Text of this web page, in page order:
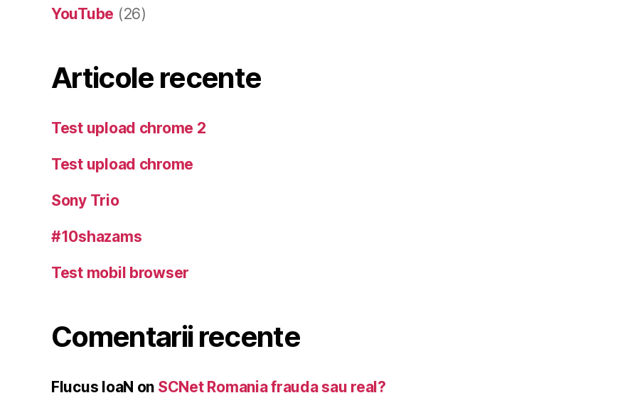
YouTube (26)
Articole recente
Test upload chrome 2
Test upload chrome
Sony Trio
#10shazams
Test mobil browser
Comentarii recente
Flucus IoaN on SCNet Romania frauda sau real?